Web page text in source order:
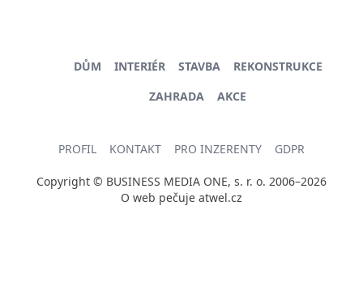
DŮM INTERIÉR STAVBA
REKONSTRUKCE
ZAHRADA
AKCE
PROFIL KONTAKT PRO INZERENTY GDPR
Copyright © BUSINESS MEDIA ONE, s. r. o. 2006–2026